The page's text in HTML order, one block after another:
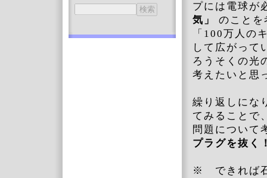
プには電球が
気」
のことを
「100万人の
して広がって
ろうそくの光
考えたいと思
繰り返しにな
てみることで
問題について
プラグを抜く
※ できれば石